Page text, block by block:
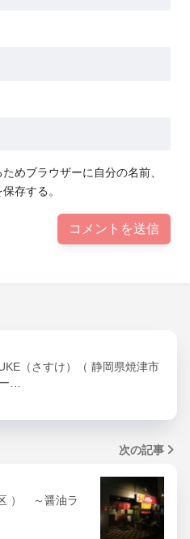
めブラウザーに自分の名前、
存する。
（さすけ）（ 静岡県焼津市
…
次の記事
） ～醤油ラ